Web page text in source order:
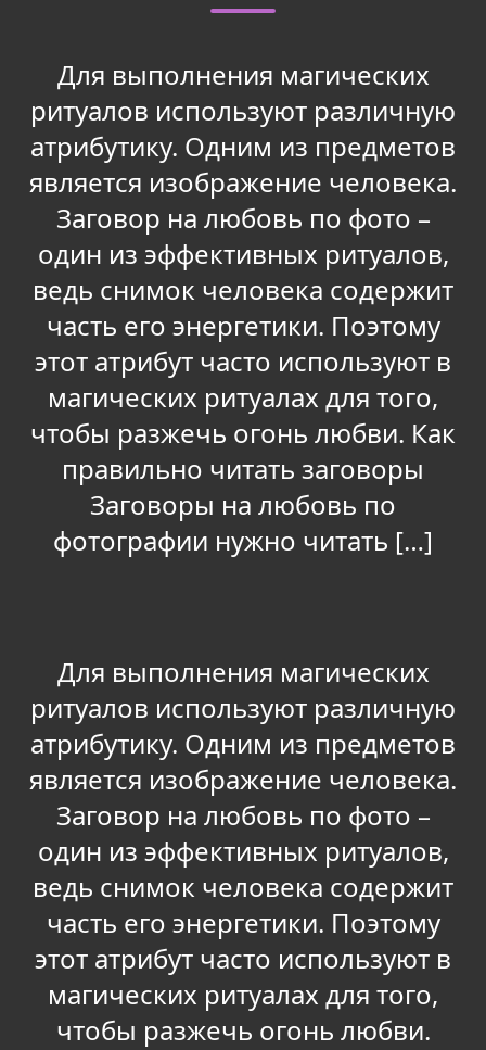
Для выполнения магических
ритуалов используют различную
атрибутику. Одним из предметов
является изображение человека.
Заговор на любовь по фото –
один из эффективных ритуалов,
ведь снимок человека содержит
часть его энергетики. Поэтому
этот атрибут часто используют в
магических ритуалах для того,
чтобы разжечь огонь любви. Как
правильно читать заговоры
Заговоры на любовь по
фотографии нужно читать […]
Для выполнения магических
ритуалов используют различную
атрибутику. Одним из предметов
является изображение человека.
Заговор на любовь по фото –
один из эффективных ритуалов,
ведь снимок человека содержит
часть его энергетики. Поэтому
этот атрибут часто используют в
магических ритуалах для того,
чтобы разжечь огонь любви.